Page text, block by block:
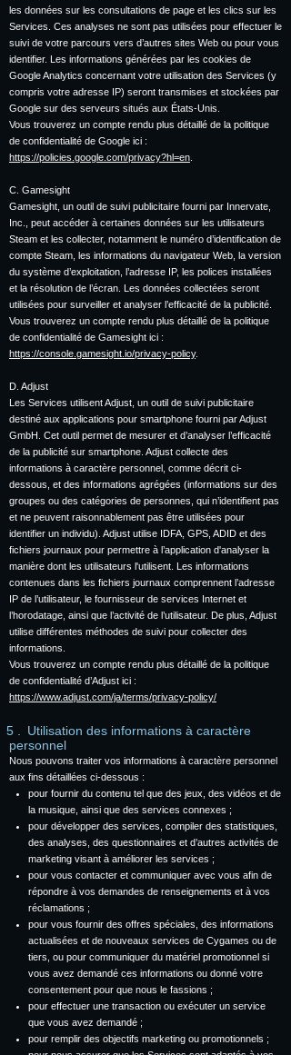
les données sur les consultations de page et les clics sur les
Services. Ces analyses ne sont pas utilisées pour effectuer le
suivi de votre parcours vers d’autres sites Web ou pour vous
identifier. Les informations générées par les cookies de
Google Analytics concernant votre utilisation des Services (y
compris votre adresse IP) seront transmises et stockées par
Google sur des serveurs situés aux États-Unis.
Vous trouverez un compte rendu plus détaillé de la politique
de confidentialité de Google ici :
https://policies.google.com/privacy?hl=en
C. Gamesight
Gamesight, un outil de suivi publicitaire fourni par Innervate,
Inc., peut accéder à certaines données sur les utilisateurs
Steam et les collecter, notamment le numéro d’identification de
compte Steam, les informations du navigateur Web, la version
du système d’exploitation, l’adresse IP, les polices installées
et la résolution de l’écran. Les données collectées seront
utilisées pour surveiller et analyser l’efficacité de la publicité.
Vous trouverez un compte rendu plus détaillé de la politique
de confidentialité de Gamesight ici :
https://console.gamesight.io/privacy-policy.
D. Adjust
Les Services utilisent Adjust, un outil de suivi publicitaire
destiné aux applications pour smartphone fourni par Adjust
GmbH. Cet outil permet de mesurer et d’analyser l’efficacité
de la publicité sur smartphone. Adjust collecte des
informations à caractère personnel, comme décrit ci-
dessous, et des informations agrégées (informations sur des
groupes ou des catégories de personnes, qui n’identifient pas
et ne peuvent raisonnablement pas être utilisées pour
identifier un individu). Adjust utilise IDFA, GPS, ADID et des
fichiers journaux pour permettre à l’application d'analyser la
manière dont les utilisateurs l'utilisent. Les informations
contenues dans les fichiers journaux comprennent l’adresse
IP de l’utilisateur, le fournisseur de services Internet et
l’horodatage, ainsi que l’activité de l’utilisateur. De plus, Adjust
utilise différentes méthodes de suivi pour collecter des
informations.
Vous trouverez un compte rendu plus détaillé de la politique
de confidentialité d’Adjust ici :
https://www.adjust.com/ja/terms/privacy-policy/
Utilisation des informations à caractère
personnel
Nous pouvons traiter vos informations à caractère personnel
aux fins détaillées ci-dessous :
pour fournir du contenu tel que des jeux, des vidéos et de
la musique, ainsi que des services connexes ;
pour développer des services, compiler des statistiques,
des analyses, des questionnaires et d’autres activités de
marketing visant à améliorer les services ;
pour vous contacter et communiquer avec vous afin de
répondre à vos demandes de renseignements et à vos
réclamations ;
pour vous fournir des offres spéciales, des informations
actualisées et de nouveaux services de Cygames ou de
tiers, ou pour communiquer du matériel promotionnel si
vous avez demandé ces informations ou donné votre
consentement pour que nous le fassions ;
pour effectuer une transaction ou exécuter un service
que vous avez demandé ;
pour remplir des objectifs marketing ou promotionnels ;